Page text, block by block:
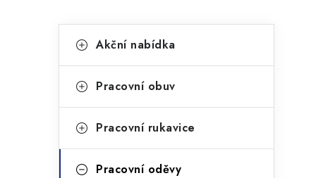
o
t
r
kategorie
a
e
o
Akční nabídka
Pracovní obuv
Pracovní rukavice
Pracovní oděvy